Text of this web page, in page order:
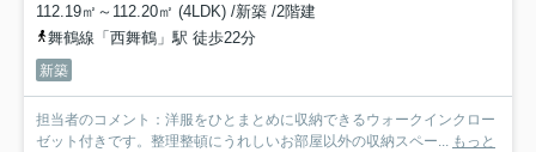
112.19㎡～112.20㎡ (4LDK) /新築 /2階建
舞鶴線「西舞鶴」駅 徒歩22分
新築
担当者のコメント：洋服をひとまとめに収納できるウォークインクロー
ゼット付きです。整理整頓にうれしいお部屋以外の収納スペー... もっと